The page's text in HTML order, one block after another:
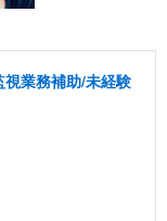
業務補助/未経験